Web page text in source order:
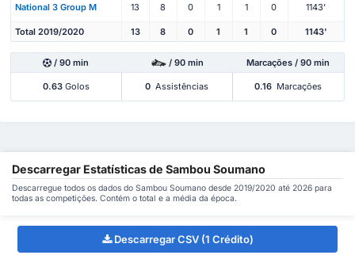
National 3 Group M 13 8 0 1 1 0 1143'
Total 2019/2020 13 8 0 1 1 0 1143'
/ 90 min / 90 min Marcações / 90 min
0.63Golos 0 Assistências 0.16 Marcações
Descarregar Estatísticas de Sambou Soumano
Descarregue todos os dados do Sambou Soumano desde 2019/2020 até 2026 para
todas as competições. Contém o total e a média da época.
Descarregar CSV (1 Crédito)